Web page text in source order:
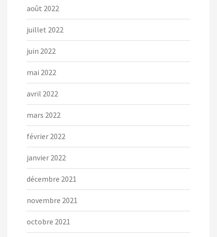
août 2022
juillet 2022
juin 2022
mai 2022
avril 2022
mars 2022
février 2022
janvier 2022
décembre 2021
novembre 2021
octobre 2021